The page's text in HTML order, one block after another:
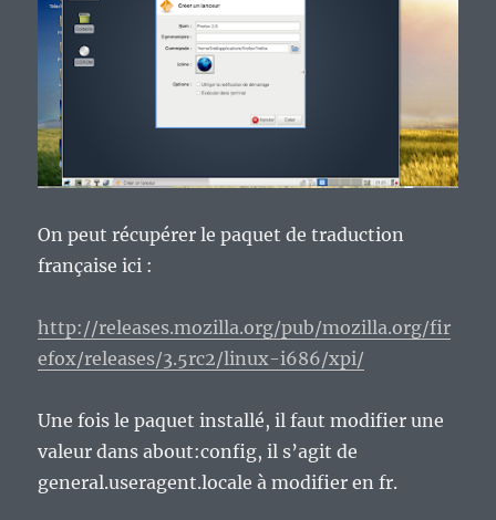
On peut récupérer le paquet de traduction
française ici :
http://releases.mozilla.org/pub/mozilla.org/fir
efox/releases/3.5rc2/linux-i686/xpi/
Une fois le paquet installé, il faut modifier une
valeur dans about:config, il s’agit de
general.useragent.locale à modifier en fr.